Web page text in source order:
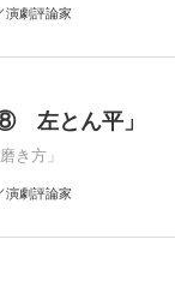
演劇評論家
左とん平」
き方」
演劇評論家